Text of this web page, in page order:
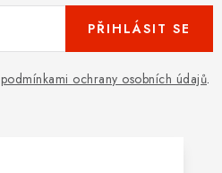
podmínkami ochrany osobních údajů.
PŘIHLÁSIT SE